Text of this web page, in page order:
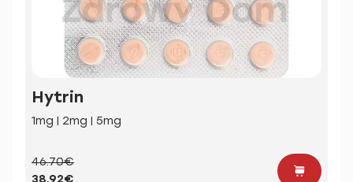
Hytrin
1mg | 2mg | 5mg
46.70€
38.92€